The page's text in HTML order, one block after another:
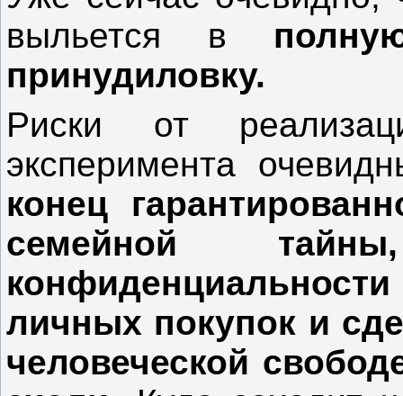
выльется в
принудиловку.
Риски от
эксперимента
конец
семейной
личных покупок и
человеческой